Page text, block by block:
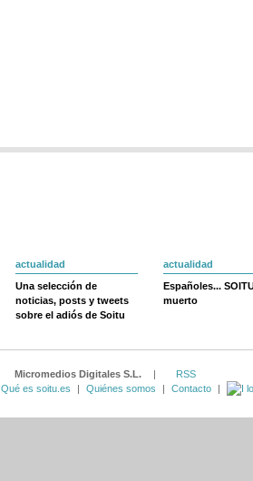
actualidad
Una selección de
noticias, posts y tweets
sobre el adiós de Soitu
actualidad
Españoles...
muerto
Micromedios Digitales S.L. |
RSS
Qué es soitu.es
| Quiénes somos | Contacto |